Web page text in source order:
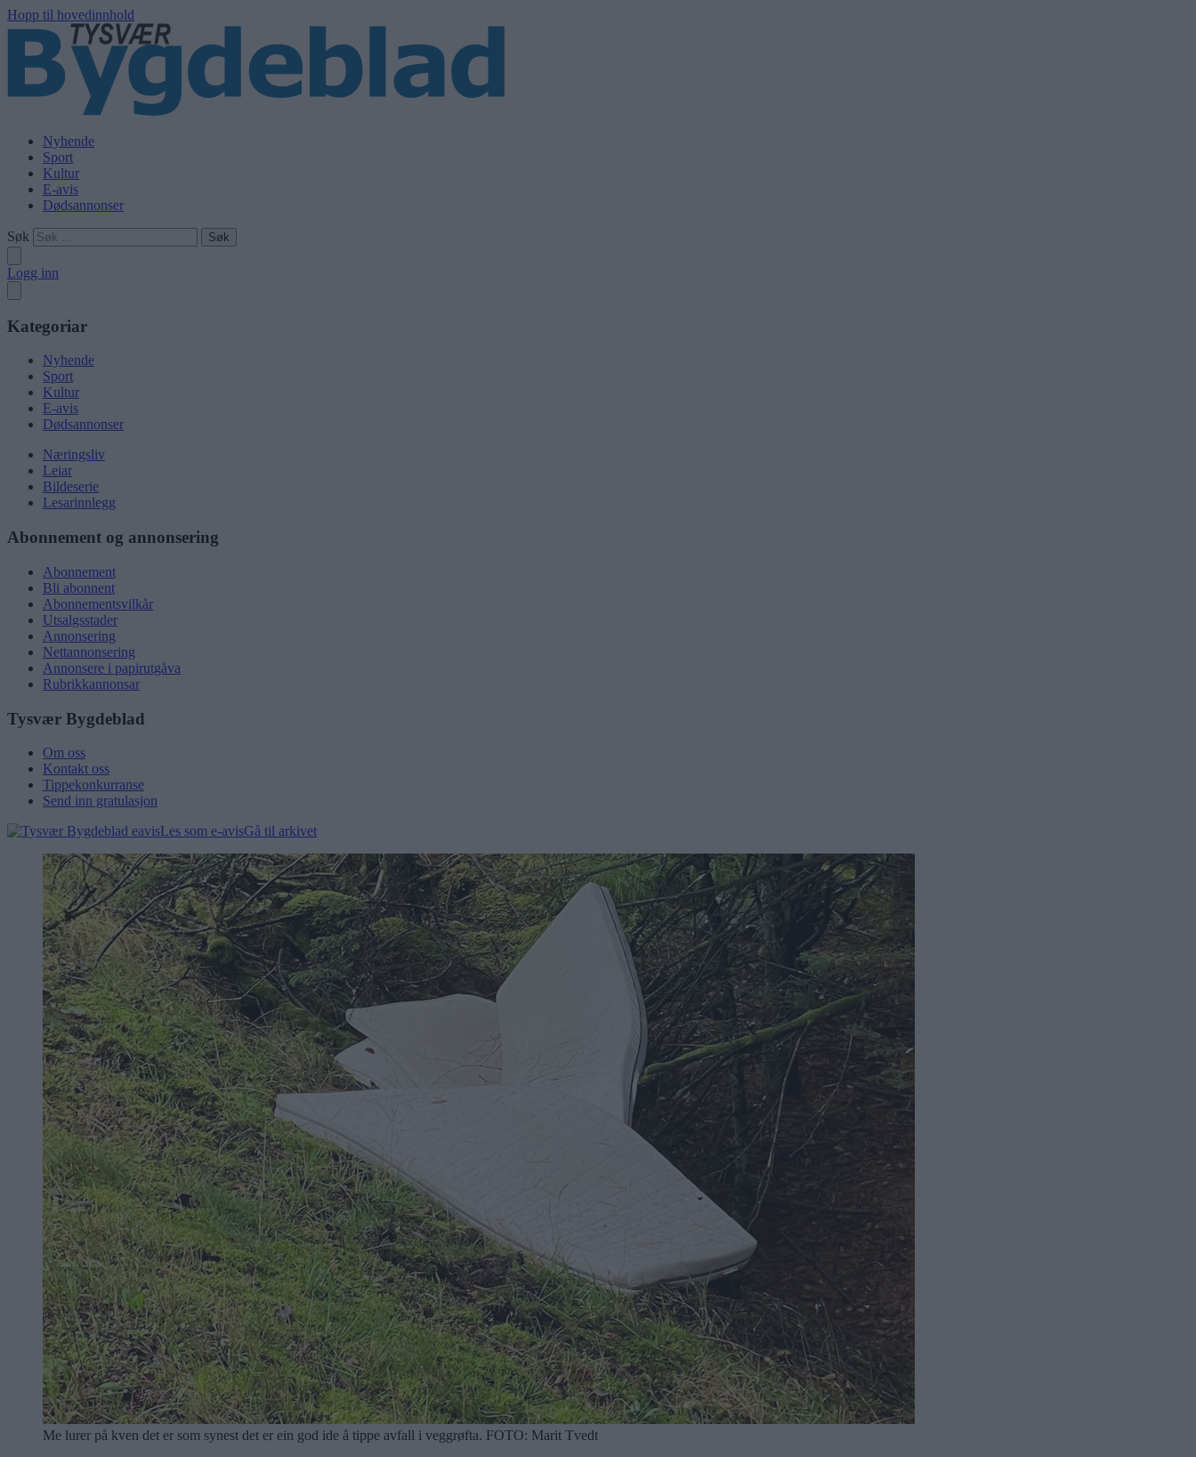
Hopp til hovedinnhold
Nyhende
Sport
Kultur
E-avis
Dødsannonser
Søk
Logg inn
Kategoriar
Nyhende
Sport
Kultur
E-avis
Dødsannonser
Næringsliv
Leiar
Bildeserie
Lesarinnlegg
Abonnement og annonsering
Abonnement
Bli abonnent
Abonnementsvilkår
Utsalgsstader
Annonsering
Nettannonsering
Annonsere i papirutgåva
Rubrikkannonsar
Tysvær Bygdeblad
Om oss
Kontakt oss
Tippekonkurranse
Send inn gratulasjon
Les som e-avisGå til arkivet
Me lurer på kven det er som synest det er ein god ide å tippe avfall i veggrøfta. FOTO: Marit Tvedt